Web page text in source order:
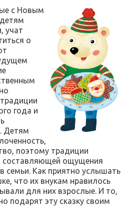
с Новым
учат
о
года и
Детям
поэтому традиции
составляющей ощущения
семьи. Как приятно услышать
что их внукам нравилось
для них взрослые. И то,
подарят эту сказку своим